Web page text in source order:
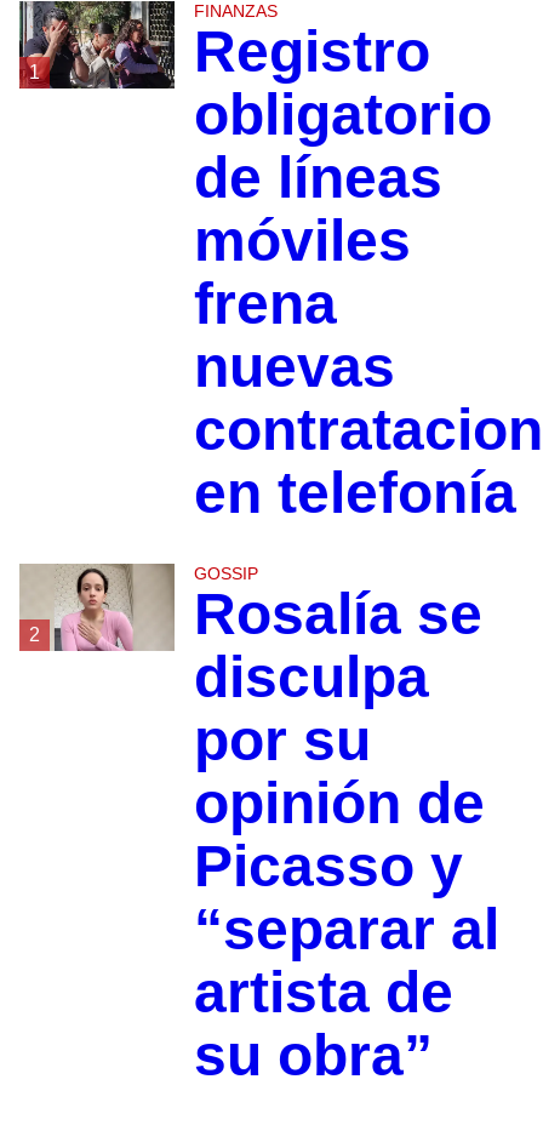
1
FINANZAS
Registro
obligatorio
de líneas
móviles
frena
nuevas
en telefonía
2
GOSSIP
Rosalía se
disculpa
por su
opinión de
Picasso y
“separar al
artista de
su obra”